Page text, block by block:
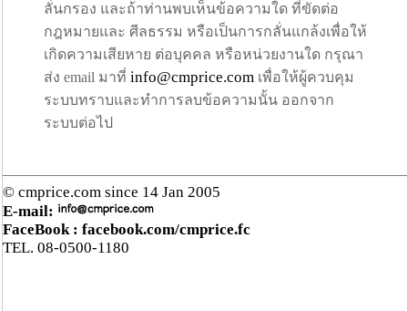
ลั่นกรอง และถ้าท่านพบเห็นข้อความใด ที่ขัดต่อ
กฎหมายและ ศีลธรรม หรือเป็นการกลั่นแกล้งเพื่อให้
เกิดความเสียหาย ต่อบุคคล หรือหน่วยงานใด กรุณา
ส่ง email มาที่ info@cmprice.comเพื่อให้ผู้ควบคุม
ระบบทราบและทำการลบข้อความนั้น ออกจาก
ระบบต่อไป
© cmprice.com since 14 Jan 2005
E-mail:
FaceBook : facebook.com/cmprice.fc
TEL. 08-0500-1180